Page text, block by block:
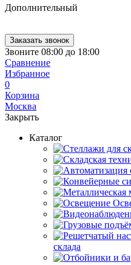
Россия
250-
21-
51,
E-
mail:
sales@1Logistik.ru
Дополнительный
Заказать звонок
Звоните 08:00 до 18:00
Сравнение
Избранное
0
Корзина
Москва
Закрыть
Каталог
склада